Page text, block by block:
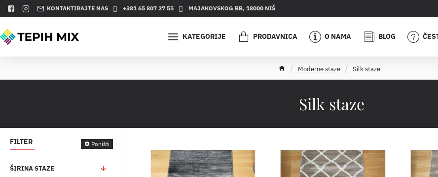
KONTAKTIRAJTE NAS +381 65 807 27 55 MAJAKOVSKOG BB, 18000 NIŠ
KATEGORIJE PRODAVNICA O NAMA BLOG
Silk staze
h
o
Moderne staze Silk staze
FILTER Poništi
ŠIRINA STAZE